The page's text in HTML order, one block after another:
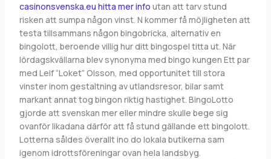
casinonsvenska.eu hitta mer info utan att tarv stund
risken att sumpa någon vinst. N kommer få möjligheten att
testa tillsammans någon bingobricka, alternativ en
bingolott, beroende villig hur ditt bingospel titta ut. När
lördagskvällarna blev synonyma med bingo kungen Ett par
med Leif “Loket” Olsson, med opportunitet till stora
vinster inom gestaltning av utlandsresor, bilar samt
markant annat tog bingon riktig hastighet. BingoLotto
gjorde att svenskan mer eller mindre skulle bege sig
ovanför likadana därför att få stund gällande ett bingolott.
Lotterna såldes överallt ino do lokala butikerna sam
igenom idrottsföreningar ovan hela landsbyg.